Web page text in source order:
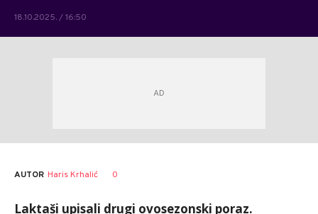
18.10.2025. / 16:50
AUTOR Haris Krhalić 0
Laktaši upisali drugi ovosezonski poraz.